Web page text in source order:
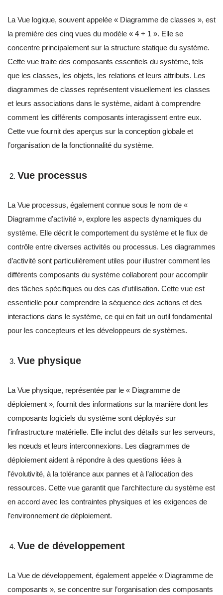
La Vue logique, souvent appelée « Diagramme de classes », est
la première des cinq vues du modèle « 4 + 1 ». Elle se
concentre principalement sur la structure statique du système.
Cette vue traite des composants essentiels du système, tels
que les classes, les objets, les relations et leurs attributs. Les
diagrammes de classes représentent visuellement les classes
et leurs associations dans le système, aidant à comprendre
comment les différents composants interagissent entre eux.
Cette vue fournit des aperçus sur la conception globale et
l’organisation de la fonctionnalité du système.
Vue processus
La Vue processus, également connue sous le nom de «
Diagramme d’activité », explore les aspects dynamiques du
système. Elle décrit le comportement du système et le flux de
contrôle entre diverses activités ou processus. Les diagrammes
d’activité sont particulièrement utiles pour illustrer comment les
différents composants du système collaborent pour accomplir
des tâches spécifiques ou des cas d’utilisation. Cette vue est
essentielle pour comprendre la séquence des actions et des
interactions dans le système, ce qui en fait un outil fondamental
pour les concepteurs et les développeurs de systèmes.
Vue physique
La Vue physique, représentée par le « Diagramme de
déploiement », fournit des informations sur la manière dont les
composants logiciels du système sont déployés sur
l’infrastructure matérielle. Elle inclut des détails sur les serveurs,
les nœuds et leurs interconnexions. Les diagrammes de
déploiement aident à répondre à des questions liées à
l’évolutivité, à la tolérance aux pannes et à l’allocation des
ressources. Cette vue garantit que l’architecture du système est
en accord avec les contraintes physiques et les exigences de
l’environnement de déploiement.
Vue de développement
La Vue de développement, également appelée « Diagramme de
composants », se concentre sur l’organisation des composants